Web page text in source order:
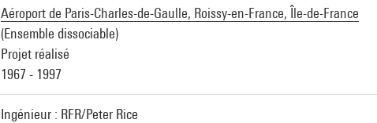
Aéroport de Paris-Charles-de-Gaulle, Roissy-en-France, Île-de-France
(Ensemble dissociable)
Projet réalisé
1967 - 1997
Ingénieur : RFR/Peter Rice